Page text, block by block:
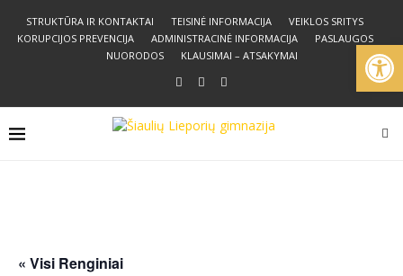
STRUKTŪRA IR KONTAKTAI TEISINĖ INFORMACIJA
VEIKLOS SRITYS
KORUPCIJOS PREVENCIJA
ADMINISTRACINĖ INFORMACIJA
PASLAUGOS
NUORODOS
KLAUSIMAI – ATSAKYMAI
« Visi Renginiai